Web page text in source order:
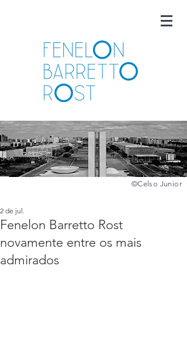
©️Celso Junior
Fenelon Barretto Rost
novamente entre os mais
admirados
2 de jul.